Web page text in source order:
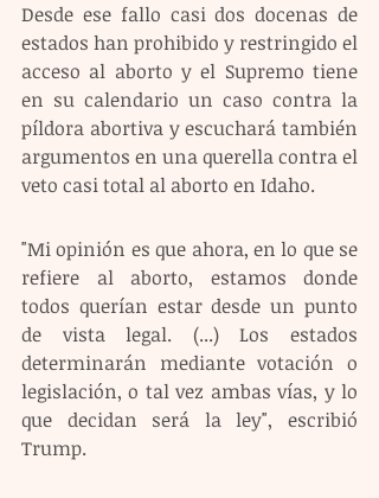
Desde ese fallo casi dos docenas de
estados han prohibido y restringido el
acceso al aborto y el Supremo tiene
en su calendario un caso contra la
píldora abortiva y escuchará también
argumentos en una querella contra el
veto casi total al aborto en Idaho.
"Mi opinión es que ahora, en lo que se
refiere al aborto, estamos donde
todos querían estar desde un punto
de vista legal. (...) Los estados
determinarán mediante votación o
legislación, o tal vez ambas vías, y lo
que decidan será la ley", escribió
Trump.